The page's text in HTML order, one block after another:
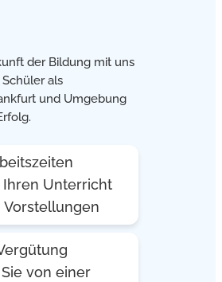
der Bildung mit uns
als
und Umgebung
Ihren Unterricht
Vorstellungen
von einer